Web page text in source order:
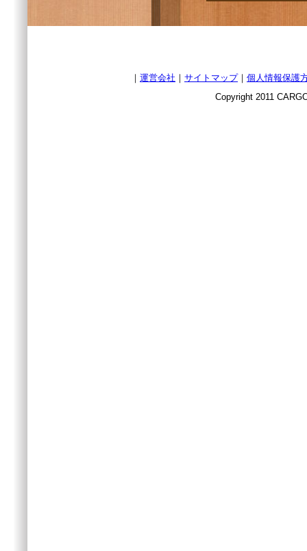
｜ 運営会社 ｜ サイトマップ｜ 個人情報保護
Copyright 2011